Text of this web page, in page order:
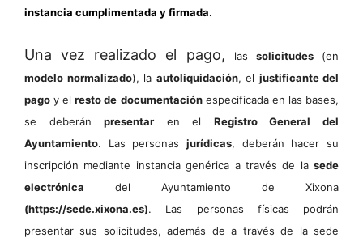
instancia cumplimentada y firmada.
Una vez realizado el pago, las solicitudes(en
modelo normalizado), la autoliquidación, el justificante del
pago y elresto de documentaciónespecificada en las bases,
se deberánpresentar en el Registro General del
Ayuntamiento. Las personas jurídicas, deberán hacer su
inscripción mediante instancia genérica a través de la sede
electrónica del Ayuntamiento de Xixona
(https://sede.xixona.es). Las personas físicas podrán
presentar sus solicitudes, además de a través de la sede